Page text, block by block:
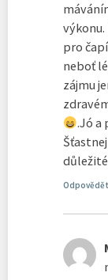
výkonu.
pro
neboť
zájmu
.Jó a
Odpovědět